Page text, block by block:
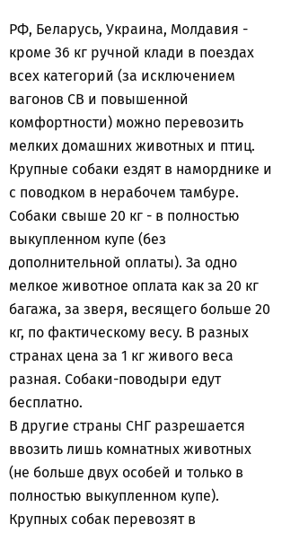
РФ, Беларусь, Украина, Молдавия -
кроме 36 кг ручной клади в поездах
всех категорий (за исключением
вагонов СВ и повышенной
комфортности) можно перевозить
мелких домашних животных и птиц.
Крупные собаки ездят в наморднике и
с поводком в нерабочем тамбуре.
Собаки свыше 20 кг - в полностью
выкупленном купе (без
дополнительной оплаты). За одно
мелкое животное оплата как за 20 кг
багажа, за зверя, весящего больше 20
кг, по фактическому весу. В разных
странах цена за 1 кг живого веса
разная. Собаки-поводыри едут
бесплатно.
В другие страны СНГ разрешается
ввозить лишь комнатных животных
(не больше двух особей и только в
полностью выкупленном купе).
Крупных собак перевозят в